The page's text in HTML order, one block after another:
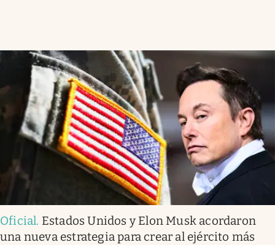
Oficial. Estados Unidos y Elon Musk acordaron
una nueva estrategia para crear al ejército más